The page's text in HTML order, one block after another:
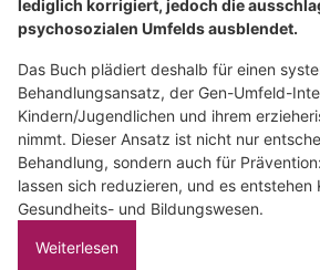
lediglich korrigiert, jedoch die
psychosozialen Umfelds ausblendet.
Das Buch plädiert deshalb für einen
Behandlungsansatz, der Gen-Umfeld-
Kindern/Jugendlichen und ihrem
nimmt. Dieser Ansatz ist nicht nur
Behandlung, sondern auch für
lassen sich reduzieren, und es entstehen
Gesundheits- und Bildungswesen.
Weiterlesen